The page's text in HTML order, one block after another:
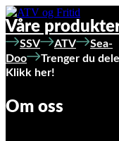
Våre
SSV ATV
Sea-
Doo
Trenger du
Klikk her!
Om oss